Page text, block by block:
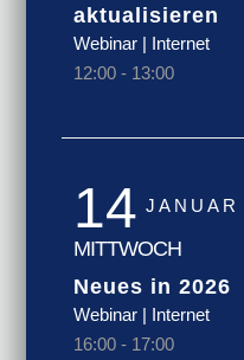
aktualisieren
Webinar | Internet
12:00- 13:00
14 JANUAR
MITTWOCH
Neues in 2026
Webinar | Internet
16:00- 17:00